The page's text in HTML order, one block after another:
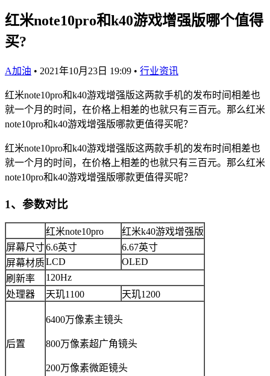
红米note10pro和k40游戏增强版哪个值得
买?
A加油 • 2021年10月23日 19:09 • 行业资讯
红米note10pro和k40游戏增强版这两款手机的发布时间相差也
就一个月的时间，在价格上相差的也就只有三百元。那么红米
note10pro和k40游戏增强版哪款更值得买呢？
红米note10pro和k40游戏增强版这两款手机的发布时间相差也
就一个月的时间，在价格上相差的也就只有三百元。那么红米
note10pro和k40游戏增强版哪款更值得买呢？
1、参数对比
红米note10pro
红米k40游戏增强版
屏幕尺寸6.6英寸
6.67英寸
屏幕材质LCD
OLED
刷新率
120Hz
处理器
天玑1100 天玑1200
后置
6400万像素主镜头
800万像素超广角镜头
200万像素微距镜头